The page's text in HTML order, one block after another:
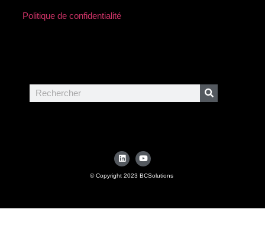
Politique de confidentialité
©Copyright 2023 BCSolutions